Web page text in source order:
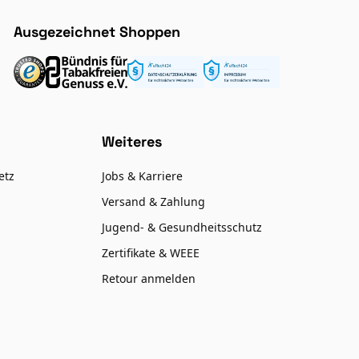
Ausgezeichnet Shoppen
Weiteres
Jobs & Karriere
Versand & Zahlung
Jugend- & Gesundheitsschutz
Zertifikate & WEEE
Retour anmelden